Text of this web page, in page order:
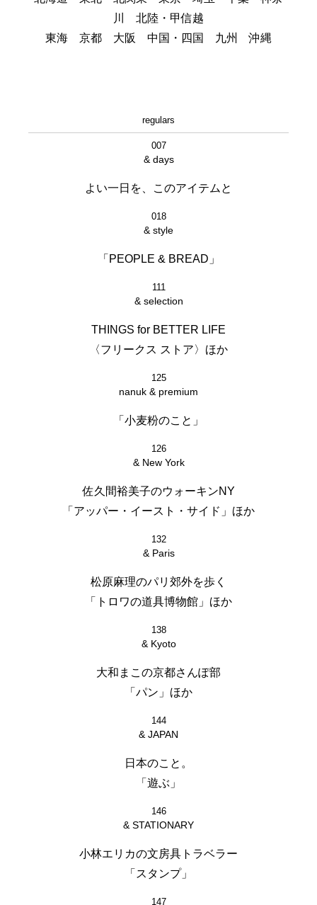
川 北陸・甲信越
東海 京都 大阪 中国・四国 九州 沖縄
regulars
007
& days
よい一日を、このアイテムと
018
& style
「PEOPLE & BREAD」
111
& selection
THINGS for BETTER LIFE
〈フリークス ストア〉ほか
125
nanuk & premium
「小麦粉のこと」
126
& New York
佐久間裕美子のウォーキンNY
「アッパー・イースト・サイド」ほか
132
& Paris
松原麻理のパリ郊外を歩く
「トロワの道具博物館」ほか
138
& Kyoto
大和まこの京都さんぽ部
「パン」ほか
144
& JAPAN
日本のこと。
「遊ぶ」
146
& STATIONARY
小林エリカの文房具トラベラー
「スタンプ」
147